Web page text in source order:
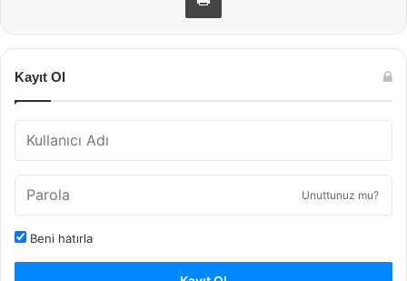
Kayıt Ol
Unuttunuz mu?
Beni hatırla